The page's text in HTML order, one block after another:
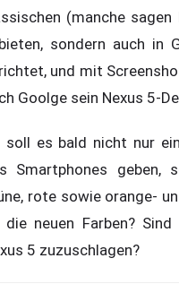
(manche
sondern auch in
und mit
Goolge sein Nexus 5-
soll es bald nicht nur
Smartphones geben,
rote sowie orange-
die neuen Farben?
5 zuzuschlagen?